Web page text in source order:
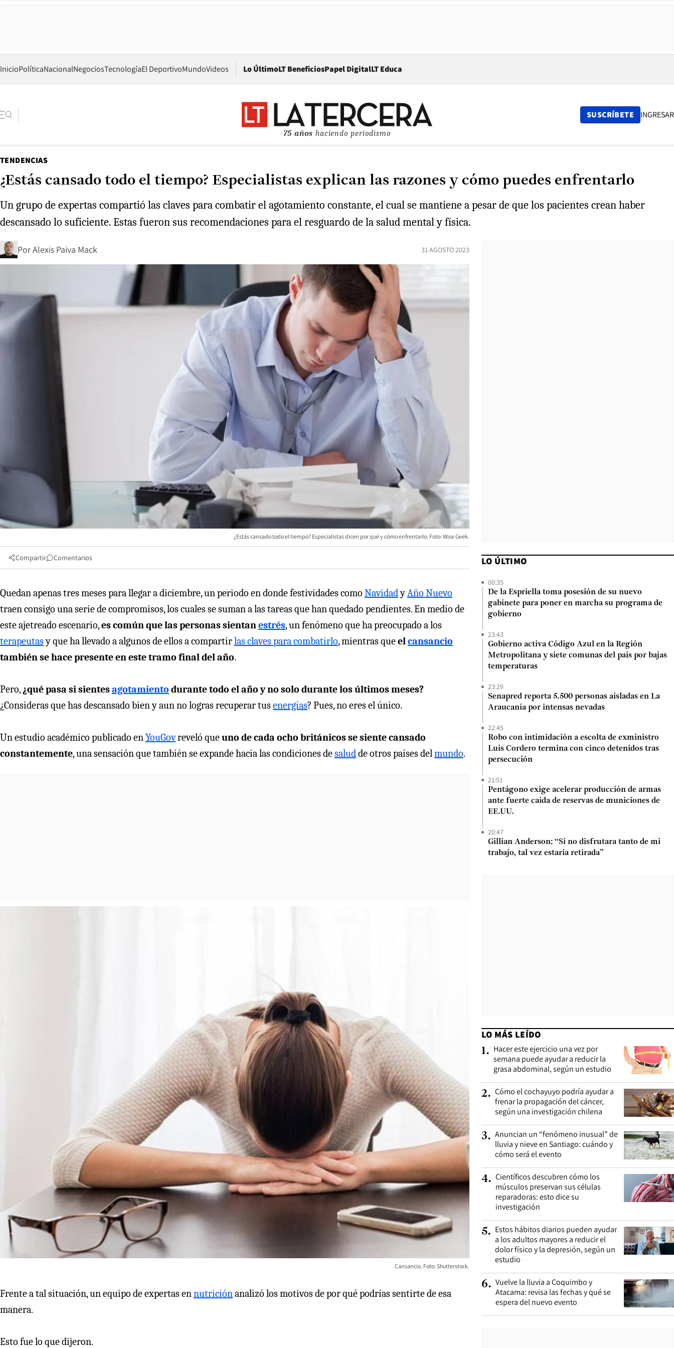
InicioPolíticaNacionalNegociosTecnologíaEl DeportivoMundoVideos Lo ÚltimoLT BeneficiosPapel DigitalOpens in new window
LT Educa
75 años haciendo periodismo
SUSCRÍBETE INGRESAR
TENDENCIAS
¿Estás cansado todo el tiempo? Especialistas explican las razones y cómo puedes enfrentarlo
Un grupo de expertas compartió las claves para combatir el agotamiento constante, el cual se mantiene a pesar de que los pacientes crean haber
descansado lo suficiente. Estas fueron sus recomendaciones para el resguardo de la salud mental y física.
PorAlexis Paiva Mack 31 AGOSTO 2023
¿Estás cansado todo el tiempo? Especialistas dicen por qué y cómo enfrentarlo. Foto: Wise Geek.
Compartir Comentarios
Quedan apenas tres meses para llegar a diciembre, un periodo en donde festividades como NavidadyAño Nuevo
traen consigo una serie de compromisos, los cuales se suman a las tareas que han quedado pendientes. En medio de
este ajetreado escenario,es común que las personas sientanestrés, un fenómeno que ha preocupado a los
terapeutasy que ha llevado a algunos de ellos a compartirlas claves para combatirlo, mientras queelcansancio
también se hace presente en este tramo final del año.
Pero,¿qué pasa si sientesagotamiento durante todo el año y no solo durante los últimos meses?
¿Consideras que has descansado bien y aun no logras recuperar tusenergías? Pues, no eres el único.
Un estudio académico publicado enYouGovreveló queuno de cada ocho británicos se siente cansado
constantemente, una sensación que también se expande hacia las condiciones desaludde otros países delmundo.
Cansancio. Foto: Shutterstock.
Frente a tal situación, un equipo de expertas ennutriciónanalizó los motivos de por qué podrías sentirte de esa
manera.
Esto fue lo que dijeron.
LO ÚLTIMO
00:35
De la Espriella toma posesión de su nuevo
gabinete para poner en marcha su programa de
gobierno
23:43
Gobierno activa Código Azul en la Región
Metropolitana y siete comunas del país por bajas
temperaturas
23:29
Senapred reporta 5.500 personas aisladas en La
Araucanía por intensas nevadas
22:45
Robo con intimidación a escolta de exministro
Luis Cordero termina con cinco detenidos tras
persecución
21:51
Pentágono exige acelerar producción de armas
ante fuerte caída de reservas de municiones de
EE.UU.
20:47
Gillian Anderson: “Si no disfrutara tanto de mi
trabajo, tal vez estaría retirada”
LO MÁS LEÍDO
1. Hacer este ejercicio una vez por
semana puede ayudar a reducir la
grasa abdominal, según un estudio
2. Cómo el cochayuyo podría ayudar a
frenar la propagación del cáncer,
según una investigación chilena
3. Anuncian un “fenómeno inusual” de
lluvia y nieve en Santiago: cuándo y
cómo será el evento
4. Científicos descubren cómo los
músculos preservan sus células
reparadoras: esto dice su
investigación
5. Estos hábitos diarios pueden ayudar
a los adultos mayores a reducir el
dolor físico y la depresión, según un
estudio
6. Vuelve la lluvia a Coquimbo y
Atacama: revisa las fechas y qué se
espera del nuevo evento